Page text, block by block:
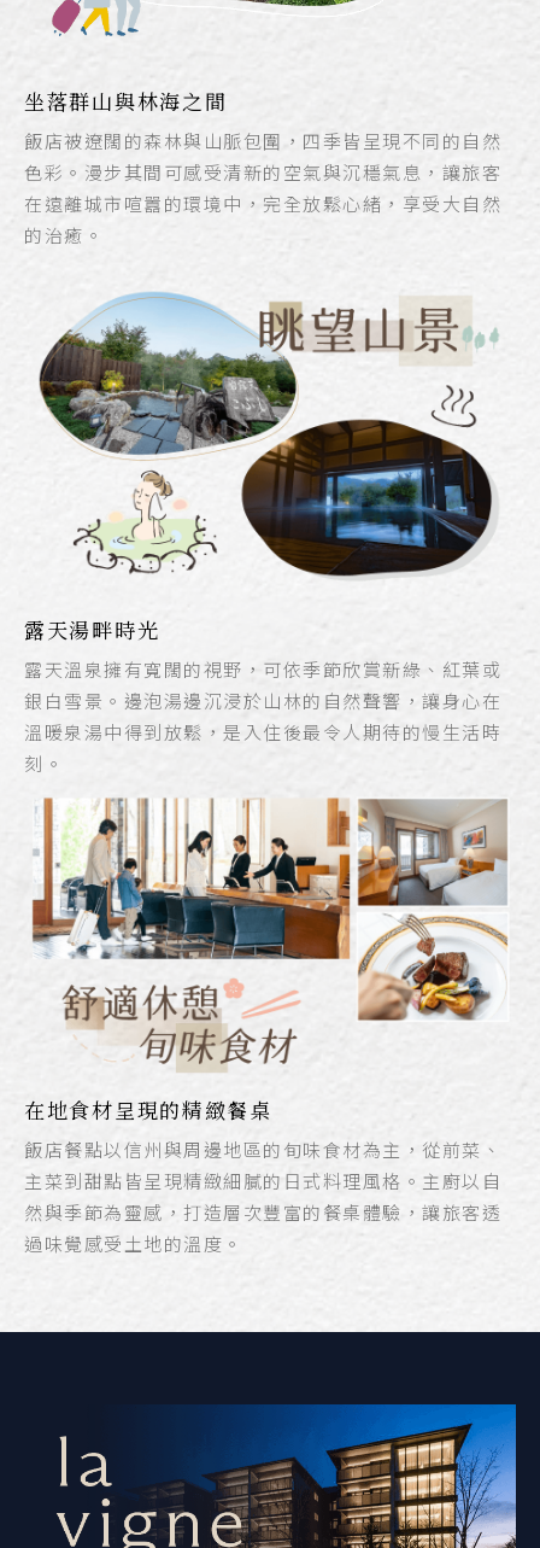
坐落群山與林海之間
飯店被遼闊的森林與山脈包圍，四季皆呈現不同的自然
色彩。漫步其間可感受清新的空氣與沉穩氣息，讓旅客
在遠離城市喧囂的環境中，完全放鬆心緒，享受大自然
的治癒。
露天湯畔時光
露天溫泉擁有寬闊的視野，可依季節欣賞新綠、紅葉或
銀白雪景。邊泡湯邊沉浸於山林的自然聲響，讓身心在
溫暖泉湯中得到放鬆，是入住後最令人期待的慢生活時
刻。
在地食材呈現的精緻餐桌
飯店餐點以信州與周邊地區的旬味食材為主，從前菜、
主菜到甜點皆呈現精緻細膩的日式料理風格。主廚以自
然與季節為靈感，打造層次豐富的餐桌體驗，讓旅客透
過味覺感受土地的溫度。